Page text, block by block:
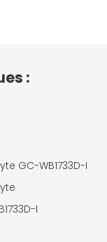
:
GC-WB1733D-I
I